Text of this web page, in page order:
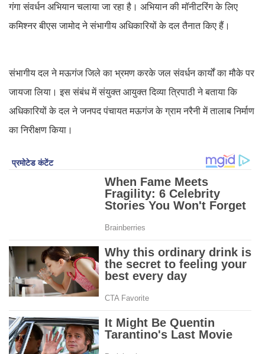
गंगा संवर्धन अभियान चलाया जा रहा है। अभियान की मॉनीटरिंग के लिए
कमिश्नर बीएस जामोद ने संभागीय अधिकारियों के दल तैनात किए हैं।
संभागीय दल ने मऊगंज जिले का भ्रमण करके जल संवर्धन कार्यों का मौके पर
जायजा लिया। इस संबंध में संयुक्त आयुक्त दिव्या त्रिपाठी ने बताया कि
अधिकारियों के दल ने जनपद पंचायत मऊगंज के ग्राम नरैनी में तालाब निर्माण
का निरीक्षण किया।